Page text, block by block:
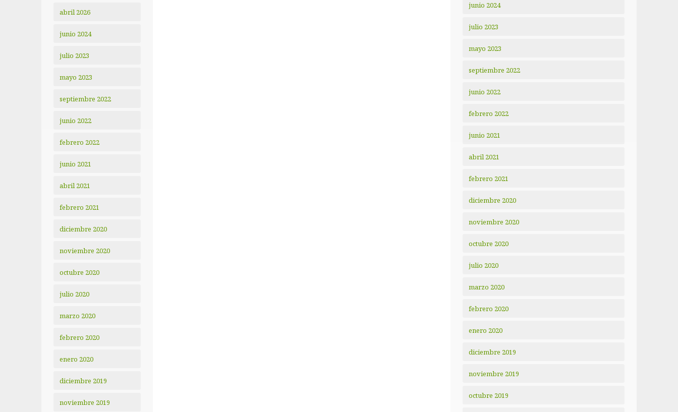
abril 2026
junio 2024
julio 2023
mayo 2023
septiembre 2022
junio 2022
febrero 2022
junio 2021
abril 2021
febrero 2021
diciembre 2020
noviembre 2020
octubre 2020
julio 2020
marzo 2020
febrero 2020
enero 2020
diciembre 2019
noviembre 2019
junio 2024
julio 2023
mayo 2023
septiembre 2022
junio 2022
febrero 2022
junio 2021
abril 2021
febrero 2021
diciembre 2020
noviembre 2020
octubre 2020
julio 2020
marzo 2020
febrero 2020
enero 2020
diciembre 2019
noviembre 2019
octubre 2019